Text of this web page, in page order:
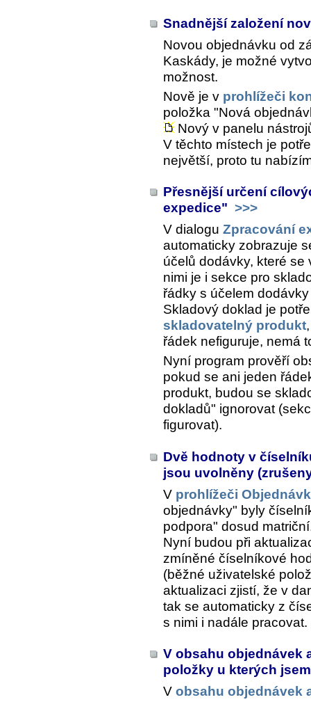
Snadnější založení
Novou objednávku od
Kaskády, je možné
možnost.
Nově je v prohlížeči
položka "Nová
Nový v panelu
V těchto místech je
největší, proto tu
Přesnější určení
expedice" >>>
V dialogu Zpracování
automaticky zobrazuje
účelů dodávky, které
nimi je i sekce pro
řádky s účelem
Skladový doklad je
skladovatelný produkt
řádek nefiguruje, nemá
Nyní program prověří
pokud se ani jeden
produkt, budou se
dokladů" ignorovat
figurovat).
Dvě hodnoty v
jsou uvolněny
V prohlížeči
objednávky" byly
podpora" dosud
Nyní budou při
zmíněné číselníkové
(běžné uživatelské
aktualizaci zjistí, že v
tak se automaticky z
s nimi i nadále pracovat.
V obsahu objednávek
položky u kterých
V obsahu objednávek